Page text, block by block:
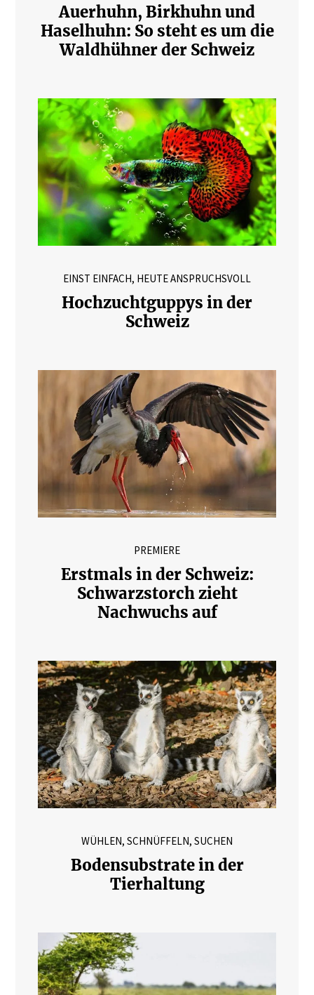
Auerhuhn, Birkhuhn und
Haselhuhn: So steht es um die
Waldhühner der Schweiz
EINST EINFACH, HEUTE ANSPRUCHSVOLL
Hochzuchtguppys in der
Schweiz
PREMIERE
Erstmals in der Schweiz:
Schwarzstorch zieht
Nachwuchs auf
WÜHLEN, SCHNÜFFELN, SUCHEN
Bodensubstrate in der
Tierhaltung